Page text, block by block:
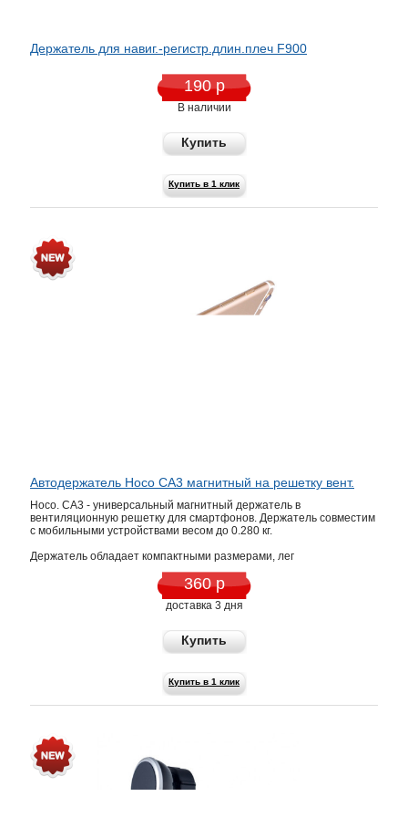
Держатель для навиг.-регистр.длин.плеч F900
190 р
В наличии
Купить
Купить в 1 клик
Автодержатель Hoco CA3 магнитный на решетку вент.
Hoco. CA3 - универсальный магнитный держатель в
вентиляционную решетку для смартфонов. Держатель совместим
с мобильными устройствами весом до 0.280 кг.
Держатель обладает компактными размерами, лег
360 р
доставка 3 дня
Купить
Купить в 1 клик